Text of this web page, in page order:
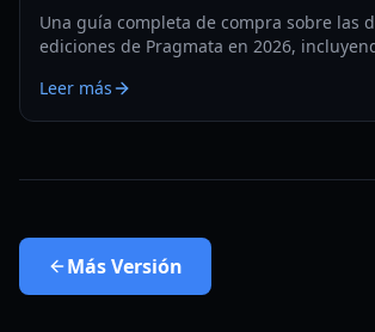
Una guía completa de compra sobre las
ediciones de Pragmata en 2026,
plataforma y recomendaciones de compra.
Leer más
MásVersión